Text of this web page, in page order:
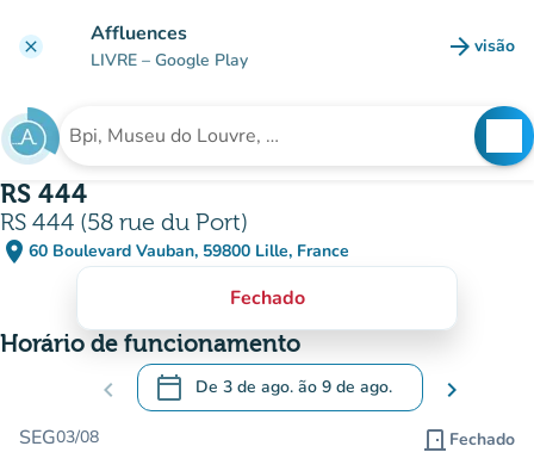
clear Affluences
LIVRE – Google Play arrow_forward visão
(novo
Procura uma instituição
RS 444
RS 444 (58 rue du Port)
place 60 Boulevard Vauban, 59800 Lille, France
(abrir no Google Maps)
(novo separador)
Fechado
Horário de funcionamento
chevron_left calendar_today De 3 de ago. ão 9 de ago.
.Abra o calendário para alterar as datas
chevron_right
SEG03/08 door_front Fechado